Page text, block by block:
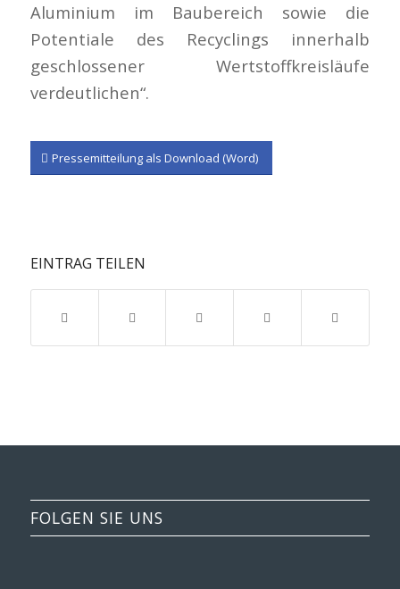
Aluminium im Baubereich sowie die
Potentiale des Recyclings innerhalb
geschlossener Wertstoffkreisläufe
verdeutlichen“.
Pressemitteilung als Download (Word)
EINTRAG TEILEN
FOLGEN SIE UNS